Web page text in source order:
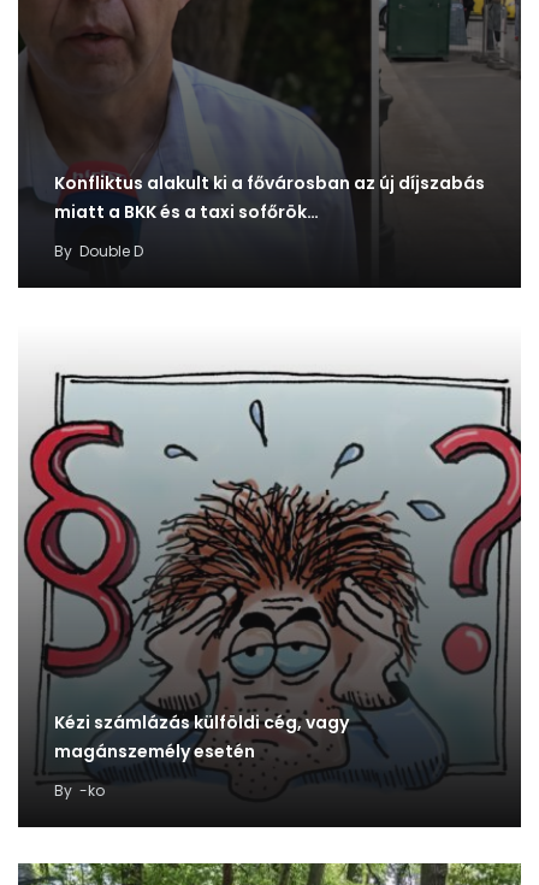
Konfliktus alakult ki a fővárosban az új díjszabás
miatt a BKK és a taxi sofőrök…
By Double D
Kézi számlázás külföldi cég, vagy
magánszemély esetén
By -ko